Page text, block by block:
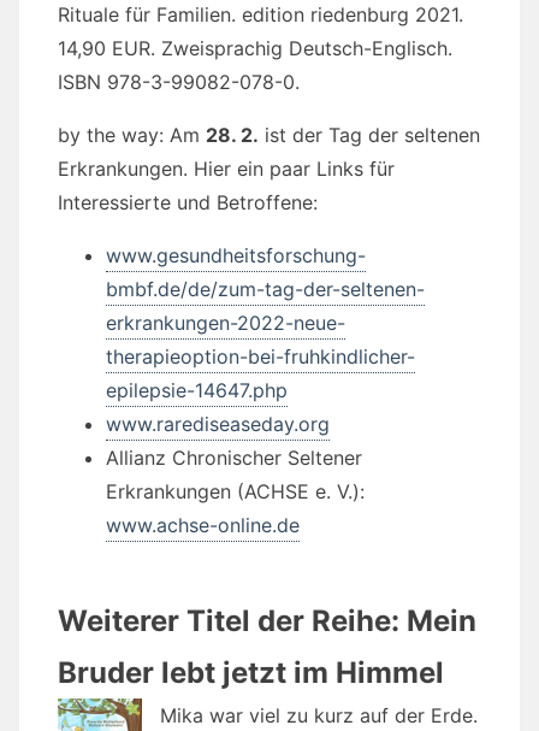
Rituale für Familien. edition riedenburg 2021.
14,90 EUR. Zweisprachig Deutsch-Englisch.
ISBN 978-3-99082-078-0.
by the way: Am 28. 2. ist der Tag der seltenen
Erkrankungen. Hier ein paar Links für
Interessierte und Betroffene:
www.gesundheitsforschung-
bmbf.de/de/zum-tag-der-seltenen-
erkrankungen-2022-neue-
therapieoption-bei-fruhkindlicher-
epilepsie-14647.php
www.rarediseaseday.org
Allianz Chronischer Seltener
Erkrankungen (ACHSE e. V.):
www.achse-online.de
Weiterer Titel der Reihe: Mein
Bruder lebt jetzt im Himmel
Mika war viel zu kurz auf der Erde.